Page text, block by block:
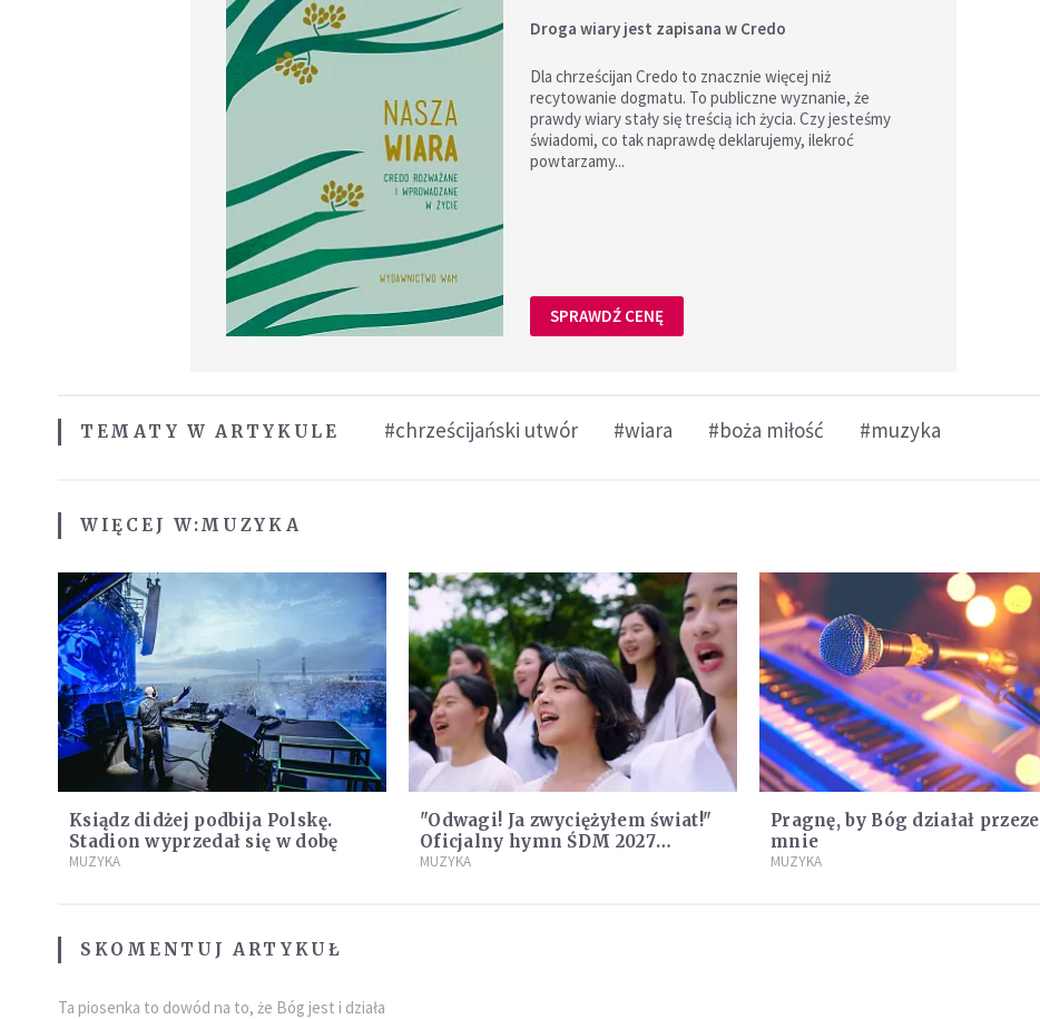
Droga wiary jest zapisana w Credo
Dla chrześcijan Credo to znacznie więcej niż
recytowanie dogmatu. To publiczne wyznanie, że
prawdy wiary stały się treścią ich życia. Czy jesteśmy
świadomi, co tak naprawdę deklarujemy, ilekroć
powtarzamy...
SPRAWDŹ CENĘ
TEMATY W ARTYKULE #chrześcijański utwór #wiara #boża miłość #muzyka
WIĘCEJ W:MUZYKA
Ksiądz didżej podbija Polskę.
Stadion wyprzedał się w dobę
MUZYKA
"Odwagi! Ja zwyciężyłem świat!"
Oficjalny hymn ŚDM 2027
zaprezentowany
MUZYKA
Pragnę, by Bóg działał przeze
mnie
MUZYKA
SKOMENTUJ ARTYKUŁ
Ta piosenka to dowód na to, że Bóg jest i działa